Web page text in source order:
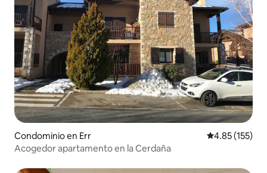
Condominio en Err Calificación
4.85 (155)
Acogedor apartamento en la Cerdaña